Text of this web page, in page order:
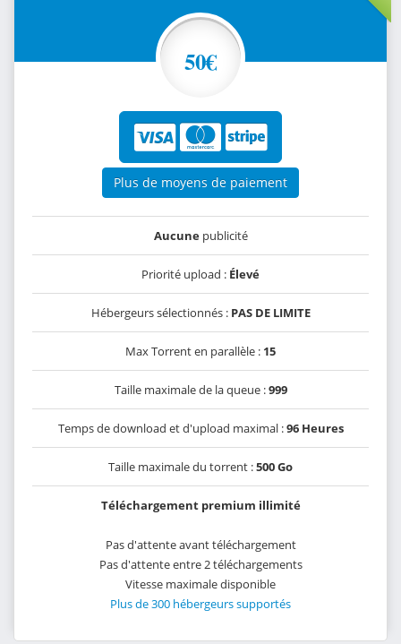
50€
Plus de moyens de paiement
Aucunepublicité
Priorité upload : Élevé
Hébergeurs sélectionnés : PAS DE LIMITE
Max Torrent en parallèle : 15
Taille maximale de la queue :999
Temps de download et d'upload maximal :96 Heures
Taille maximale du torrent :500 Go
Téléchargement premium illimité
Pas d'attente avant téléchargement
Pas d'attente entre 2 téléchargements
Vitesse maximale disponible
Plus de 300 hébergeurs supportés